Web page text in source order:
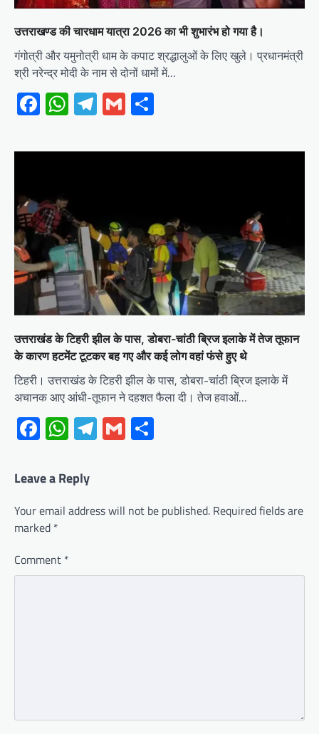
उत्तराखण्ड की चारधाम यात्रा 2026 का भी शुभारंभ हो गया है।
गंगोत्री और यमुनोत्री धाम के कपाट श्रद्धालुओं के लिए खुले। प्रधानमंत्री
श्री नरेन्द्र मोदी के नाम से दोनों धामों में…
Facebook
WhatsApp
Telegram
Gmail
उत्तराखंड के टिहरी झील के पास, डोबरा-चांठी ब्रिज इलाके में तेज तूफान
के कारण हटमेंट टूटकर बह गए और कई लोग वहां फंसे हुए थे
टिहरी। उत्तराखंड के टिहरी झील के पास, डोबरा-चांठी ब्रिज इलाके में
अचानक आए आंधी-तूफान ने दहशत फैला दी। तेज हवाओं…
Facebook
WhatsApp
Telegram
Gmail
Leave a Reply
Your email address will not be published. Required fields are
marked *
Comment *